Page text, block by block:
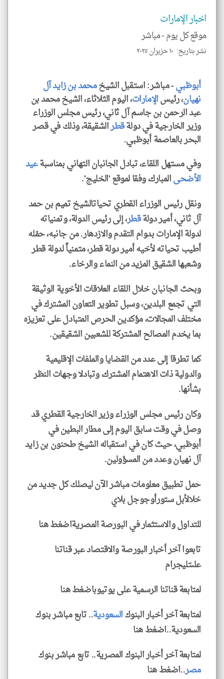
اخبار الإمارات
موقع كل يوم -مباشر
نشر بتاريخ: ١٠ حزيران ٢٠٢٥
أبوظبي- مباشر: استقبل الشيخمحمد بن زايد آل
نهيان، رئيسالإمارات، اليوم الثلاثاء، الشيخ محمد بن
عبد الرحمن بن جاسم آل ثاني، رئيس مجلس الوزراء
وزير الخارجية في دولةقطرالشقيقة، وذلك في قصر
البحر بالعاصمة أبوظبي.
وفي مستهل اللقاء، تبادل الجانبان التهاني بمناسبةعيد
الأضحىالمبارك، وفقا لموقع 'الخليج'.
ونقل رئيس الوزراء القطري تحياتالشيخ تميم بن حمد
آل ثاني، أمير دولةقطر، إلى رئيس الدولة، وتمنياته
لدولة الإمارات بدوام التقدم والازدهار. من جانبه، حمّله
أطيب تحياته لأخيه أمير دولة قطر، متمنياً لدولة قطر
وشعبها الشقيق المزيد من النماء والرخاء.
وبحث الجانبان خلال اللقاء العلاقات الأخوية الوثيقة
التي تجمع البلدين، وسبل تطوير التعاون المشترك في
مختلف المجالات، مؤكدين الحرص المتبادل على تعزيزه
بما يخدم المصالح المشتركة للشعبين الشقيقين.
كما تطرقا إلى عدد من القضايا والملفات الإقليمية
والدولية ذات الاهتمام المشترك، وتبادلا وجهات النظر
بشأنها.
وكان رئيس مجلس الوزراء وزير الخارجية القطري قد
وصل في وقت سابق اليوم إلى مطار البطين في
أبوظبي، حيث كان في استقباله الشيخ طحنون بن زايد
آل نهيان وعدد من المسؤولين.
حمل تطبيق معلومات مباشر الآن ليصلك كل جديد من
خلالأبل ستورأوجوجل بلاي
للتداول والاستثمار في البورصة المصريةاضغط هنا
تابعوا آخر أخبار البورصة والاقتصاد عبر قناتنا
علىتليجرام
لمتابعة قناتنا الرسمية على يوتيوباضغط هنا
لمتابعة آخر أخبار البنوكالسعودية.. تابع مباشر بنوك
السعودية..اضغط هنا
لمتابعة آخر أخبار البنوك المصرية.. تابع مباشر بنوك
مصر..اضغط هنا
klyoum.com